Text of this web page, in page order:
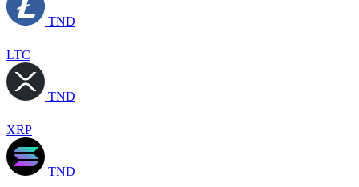
TND
LTC
TND
XRP
TND